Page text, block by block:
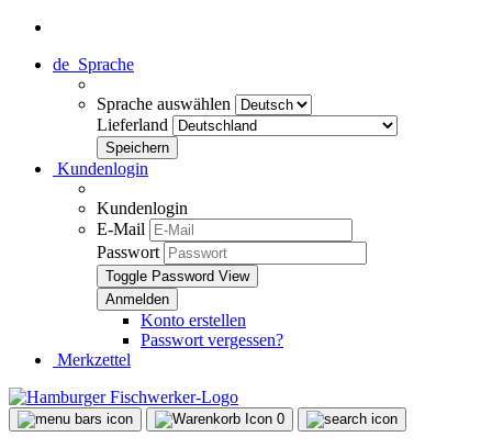
de Sprache
Sprache auswählen
Lieferland
Kundenlogin
Kundenlogin
E-Mail
Passwort
Toggle Password View
Konto erstellen
Passwort vergessen?
Merkzettel
0